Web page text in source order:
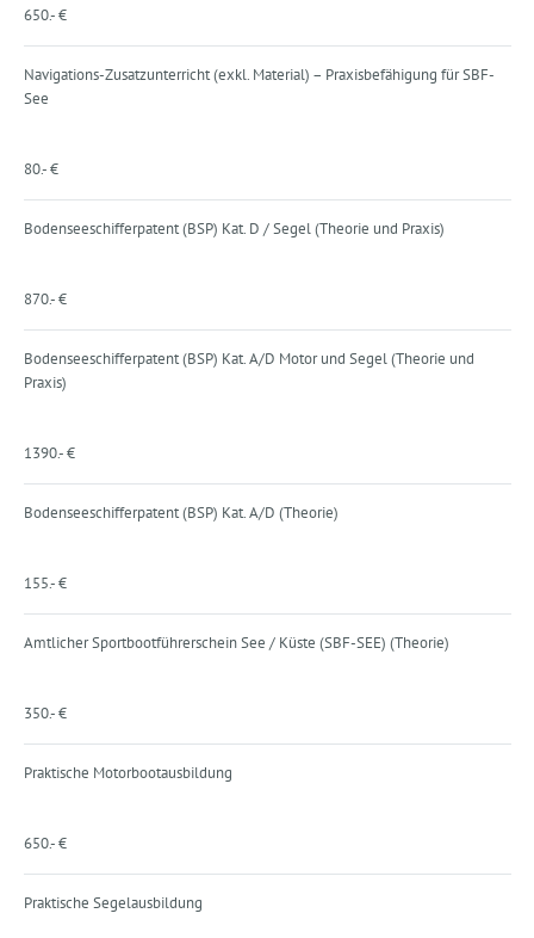
650.- €
Navigations-Zusatzunterricht (exkl. Material) – Praxisbefähigung für SBF-
See
80.- €
Bodenseeschifferpatent (BSP) Kat. D / Segel (Theorie und Praxis)
870.- €
Bodenseeschifferpatent (BSP) Kat. A/D Motor und Segel (Theorie und
Praxis)
1390.- €
Bodenseeschifferpatent (BSP) Kat. A/D (Theorie)
155.- €
Amtlicher Sportbootführerschein See / Küste (SBF-SEE) (Theorie)
350.- €
Praktische Motorbootausbildung
650.- €
Praktische Segelausbildung